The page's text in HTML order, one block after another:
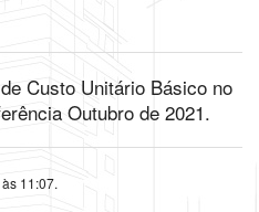
Custo Unitário Básico no
Outubro de 2021.
11:07.